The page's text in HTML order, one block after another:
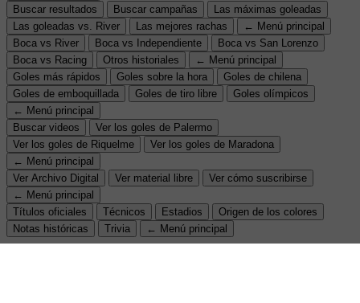
Buscar resultados
Buscar campañas
Las máximas goleadas
Las goleadas vs. River
Las mejores rachas
← Menú principal
Boca vs River
Boca vs Independiente
Boca vs San Lorenzo
Boca vs Racing
Otros historiales
← Menú principal
Goles más rápidos
Goles sobre la hora
Goles de chilena
Goles de emboquillada
Goles de tiro libre
Goles olímpicos
← Menú principal
Buscar videos
Ver los goles de Palermo
Ver los goles de Riquelme
Ver los goles de Maradona
← Menú principal
Ver Archivo Digital
Ver material libre
Ver cómo suscribirse
← Menú principal
Títulos oficiales
Técnicos Estadios
Origen de los colores
Notas históricas
Trivia ← Menú principal